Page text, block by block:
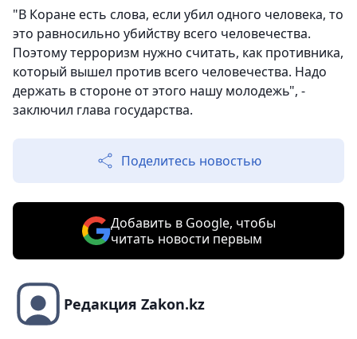
"В Коране есть слова, если убил одного человека, то
это равносильно убийству всего человечества.
Поэтому терроризм нужно считать, как противника,
который вышел против всего человечества. Надо
держать в стороне от этого нашу молодежь", -
заключил глава государства.
Поделитесь новостью
Добавить в Google, чтобы
читать новости первым
Редакция Zakon.kz